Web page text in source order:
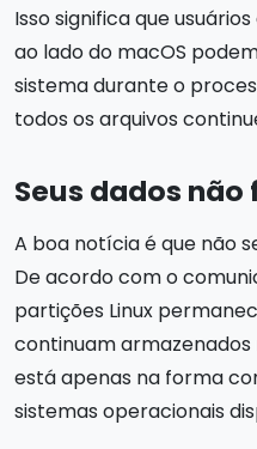
Isso significa que
ao lado do macOS
sistema durante o
todos os arquivos
Seus dados
A boa notícia é que não
De acordo com o
partições Linux
continuam
está apenas na forma
sistemas operacionais